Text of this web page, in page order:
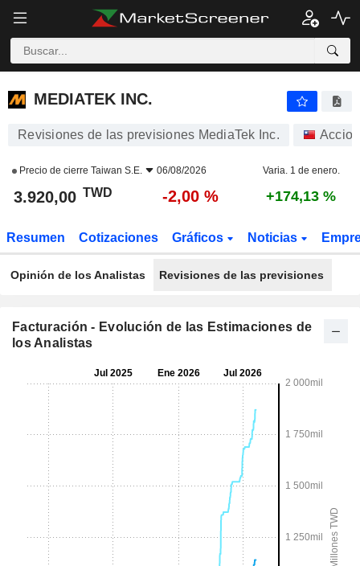
MEDIATEK INC.
MEDIATEK INC.
Revisiones de las previsiones MediaTek Inc.
Precio de cierre Taiwan S.E. 06/08/2026 Varia. 1 de enero.
3.920,00 TWD -2,00 % +174,13 %
Resumen Cotizaciones Gráficos Noticias
Opinión de los Analistas Revisiones de las previsiones
Facturación - Evolución de las Estimaciones de
los Analistas